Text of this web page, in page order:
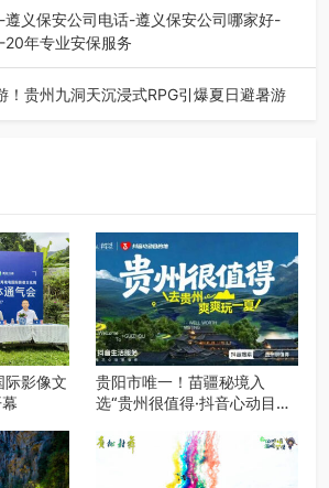
流活动…
义保安公司电话-遵义保安公司哪家好-
年专业安保服务
园区运营、小区物业管理、建筑工地施
还是举办各…
！贵州九洞天沉浸式RPG引爆夏日避暑游
际影像文
贵阳市唯一！苗疆秘境入
选“贵州很值得·抖音心动目的
赴一场秘境之约